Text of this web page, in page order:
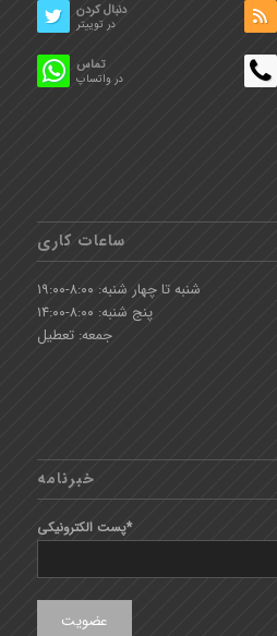
دنبال کردن
در توییتر
تماس
در واتساپ
ساعات کاری
شنبه تا چهار شنبه: ۸:۰۰-۱۹:۰۰
پنج شنبه: ۸:۰۰-۱۴:۰۰
جمعه: تعطیل
خبرنامه
پست الکترونیکی*